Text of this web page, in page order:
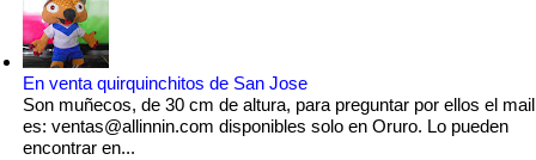
En venta quirquinchitos de San Jose
Son muñecos, de 30 cm de altura, para preguntar por ellos el mail
es: ventas@allinnin.com disponibles solo en Oruro. Lo pueden
encontrar en...